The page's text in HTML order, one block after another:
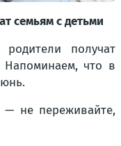
семьям с детьми
получат
Напоминаем, что в
— не переживайте,